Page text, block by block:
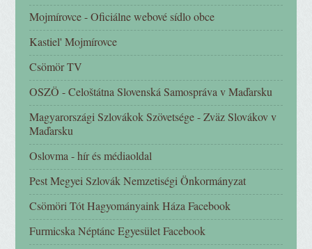
Mojmírovce - Oficiálne webové sídlo obce
Kastiel' Mojmírovce
Csömör TV
OSZÖ - Celoštátna Slovenská Samospráva v Maďarsku
Magyarországi Szlovákok Szövetsége - Zväz Slovákov v
Maďarsku
Oslovma - hír és médiaoldal
Pest Megyei Szlovák Nemzetiségi Önkormányzat
Csömöri Tót Hagyományaink Háza Facebook
Furmicska Néptánc Egyesület Facebook